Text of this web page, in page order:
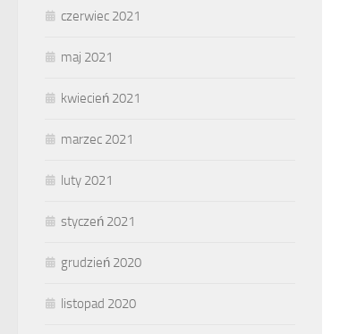
czerwiec 2021
maj 2021
kwiecień 2021
marzec 2021
luty 2021
styczeń 2021
grudzień 2020
listopad 2020